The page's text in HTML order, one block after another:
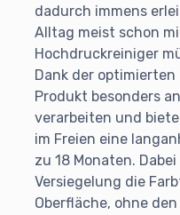
dadurch immens
Alltag meist schon
Hochdruckreiniger
Dank der optimierten
Produkt besonders
verarbeiten und
im Freien eine
zu 18 Monaten.
Versiegelung die
Oberfläche, ohne